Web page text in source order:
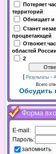
Потеряет
территорий
Обнищает и
Станет
процветающей
Отвоюет
областей России
2
[ Результаты ·
Всего
Обсудить
Форма
E-mail:
Пароль:
запомнить